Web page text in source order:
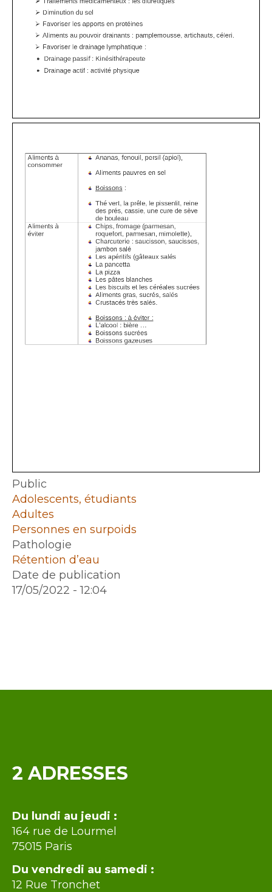
Public
Adolescents, étudiants
Adultes
Personnes en surpoids
Pathologie
Rétention d’eau
Date de publication
17/05/2022 - 12:04
2 ADRESSES
Intro
Du lundi au jeudi :
164 rue de Lourmel
75015 Paris
Du vendredi au samedi :
12 Rue Tronchet